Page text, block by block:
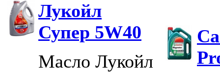
Лукойл
Супер 5W40
Масло Лукойл